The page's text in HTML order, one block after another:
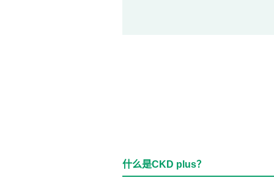
什么是CKD plus？